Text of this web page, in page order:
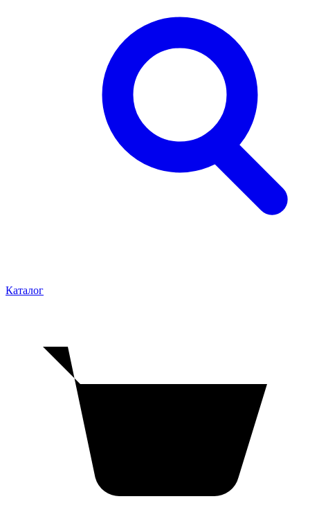
Каталог